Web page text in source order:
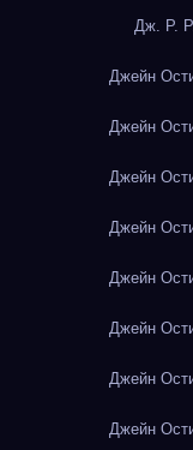
Дж. Р.
Джейн
Джейн
Джейн
Джейн
Джейн
Джейн
Джейн
Джейн